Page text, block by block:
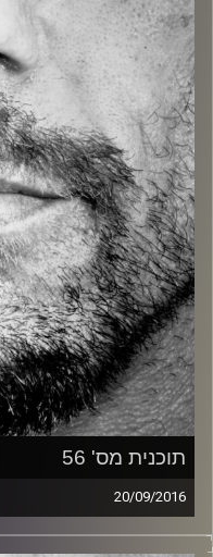
כל מה שחי, אמיתי ונושם.
עם שמוליק רגב.
קרדיט תמונות: Goehring
תוכנית מס' 56
20/09/2016
זיפים, מוזיקה מחוספסת